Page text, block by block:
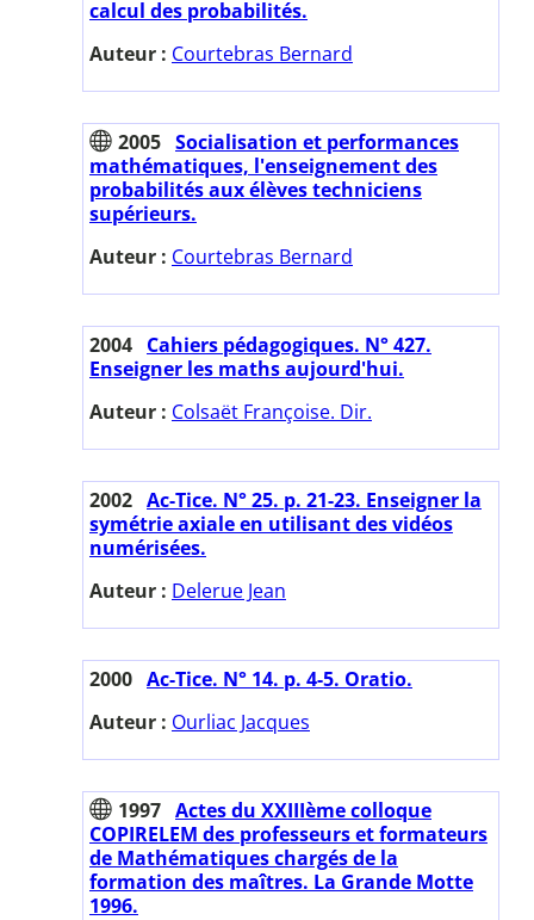
calcul des probabilités.
Auteur : Courtebras Bernard
2005 Socialisation et performances
mathématiques, l'enseignement des
probabilités aux élèves techniciens
supérieurs.
Auteur : Courtebras Bernard
2004 Cahiers pédagogiques. N° 427.
Enseigner les maths aujourd'hui.
Auteur : Colsaët Françoise. Dir.
2002 Ac-Tice. N° 25. p. 21-23. Enseigner la
symétrie axiale en utilisant des vidéos
numérisées.
Auteur : Delerue Jean
2000 Ac-Tice. N° 14. p. 4-5. Oratio.
Auteur : Ourliac Jacques
1997 Actes du XXIIIème colloque
COPIRELEM des professeurs et formateurs
de Mathématiques chargés de la
formation des maîtres. La Grande Motte
1996.